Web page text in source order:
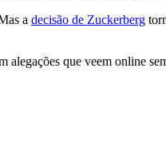
a decisão de Zuckerberg
alegações que veem online